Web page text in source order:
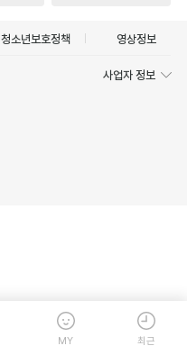
청소년보호정책 영상정보
사업자 정보
MY 최근